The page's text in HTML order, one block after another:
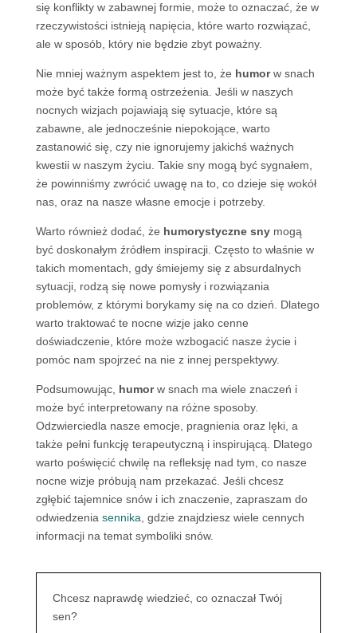
się konflikty w zabawnej formie, może to oznaczać, że w
rzeczywistości istnieją napięcia, które warto rozwiązać,
ale w sposób, który nie będzie zbyt poważny.
Nie mniej ważnym aspektem jest to, że humorw snach
może być także formą ostrzeżenia. Jeśli w naszych
nocnych wizjach pojawiają się sytuacje, które są
zabawne, ale jednocześnie niepokojące, warto
zastanowić się, czy nie ignorujemy jakichś ważnych
kwestii w naszym życiu. Takie sny mogą być sygnałem,
że powinniśmy zwrócić uwagę na to, co dzieje się wokół
nas, oraz na nasze własne emocje i potrzeby.
Warto również dodać, że humorystyczne snymogą
być doskonałym źródłem inspiracji. Często to właśnie w
takich momentach, gdy śmiejemy się z absurdalnych
sytuacji, rodzą się nowe pomysły i rozwiązania
problemów, z którymi borykamy się na co dzień. Dlatego
warto traktować te nocne wizje jako cenne
doświadczenie, które może wzbogacić nasze życie i
pomóc nam spojrzeć na nie z innej perspektywy.
Podsumowując, humorw snach ma wiele znaczeń i
może być interpretowany na różne sposoby.
Odzwierciedla nasze emocje, pragnienia oraz lęki, a
także pełni funkcję terapeutyczną i inspirującą. Dlatego
warto poświęcić chwilę na refleksję nad tym, co nasze
nocne wizje próbują nam przekazać. Jeśli chcesz
zgłębić tajemnice snów i ich znaczenie, zapraszam do
odwiedzenia sennika , gdzie znajdziesz wiele cennych
informacji na temat symboliki snów.
Chcesz naprawdę wiedzieć, co oznaczał Twój
sen?